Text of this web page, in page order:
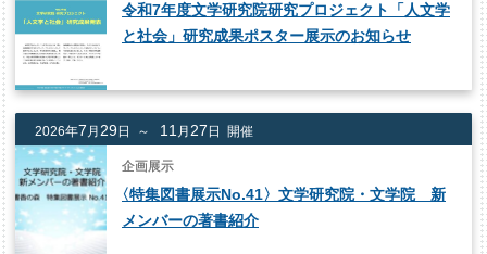
令和7年度文学研究院研究プロジェクト「人文学
と社会」研究成果ポスター展示のお知らせ
2026年7 月 29日 ～ 11月 27 日 開催
企画展示
〈特集図書展示No.41〉文学研究院・文学院 新
メンバーの著書紹介